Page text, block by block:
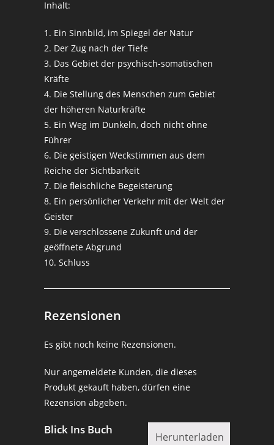
Inhalt:
1. Ein Sinnbild, im Spiegel der Natur
2. Der Zug nach der Tiefe
3. Das Gebiet der psychisch-somatischen
Kräfte
4. Die Stellung des Menschen zum Gebiet
der höheren Naturkräfte
5. Ein Weg im Dunkeln, doch nicht ohne
Führer
6. Die geistigen Weckstimmen aus dem
Reiche der Sichtbarkeit
7. Die fleischliche Begeisterung
8. Ein persönlicher Verkehr mit der Welt der
Geister
9. Die verschlossene Zukunft und der
geöffnete Abgrund
10. Schluss
Rezensionen
Es gibt noch keine Rezensionen.
Nur angemeldete Kunden, die dieses
Produkt gekauft haben, dürfen eine
Rezension abgeben.
Blick Ins Buch
Herunterladen